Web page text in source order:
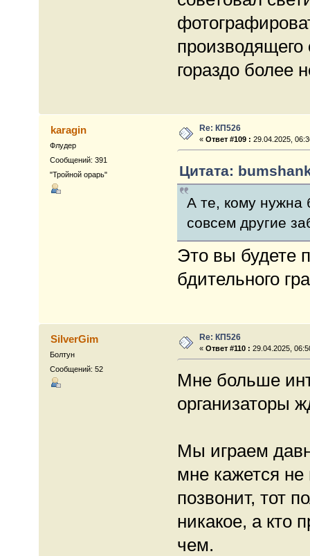
гораздо более
karagin
Флудер
Сообщений: 391
"Тройной орарь"
Re: КП526
«Ответ #109 : 29.04.2025,
Цитата:
А те, кому нужна
совсем другие
Это вы будете
бдительного
SilverGim
Болтун
Сообщений: 52
Re: КП526
«Ответ #110 : 29.04.2025,
Мне больше
организаторы
Мы играем
мне кажется не
позвонит, тот
никакое, а кто
чем.